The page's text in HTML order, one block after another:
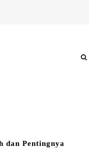
dan Pentingnya